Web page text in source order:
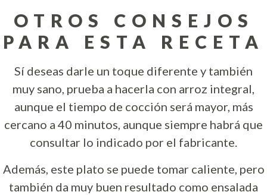
OTROS CONSEJOS
PARA ESTA RECETA
Sí deseas darle un toque diferente y también
muy sano, prueba a hacerla con arroz integral,
aunque el tiempo de cocción será mayor, más
cercano a 40 minutos, aunque siempre habrá que
consultar lo indicado por el fabricante.
Además, este plato se puede tomar caliente, pero
también da muy buen resultado como ensalada